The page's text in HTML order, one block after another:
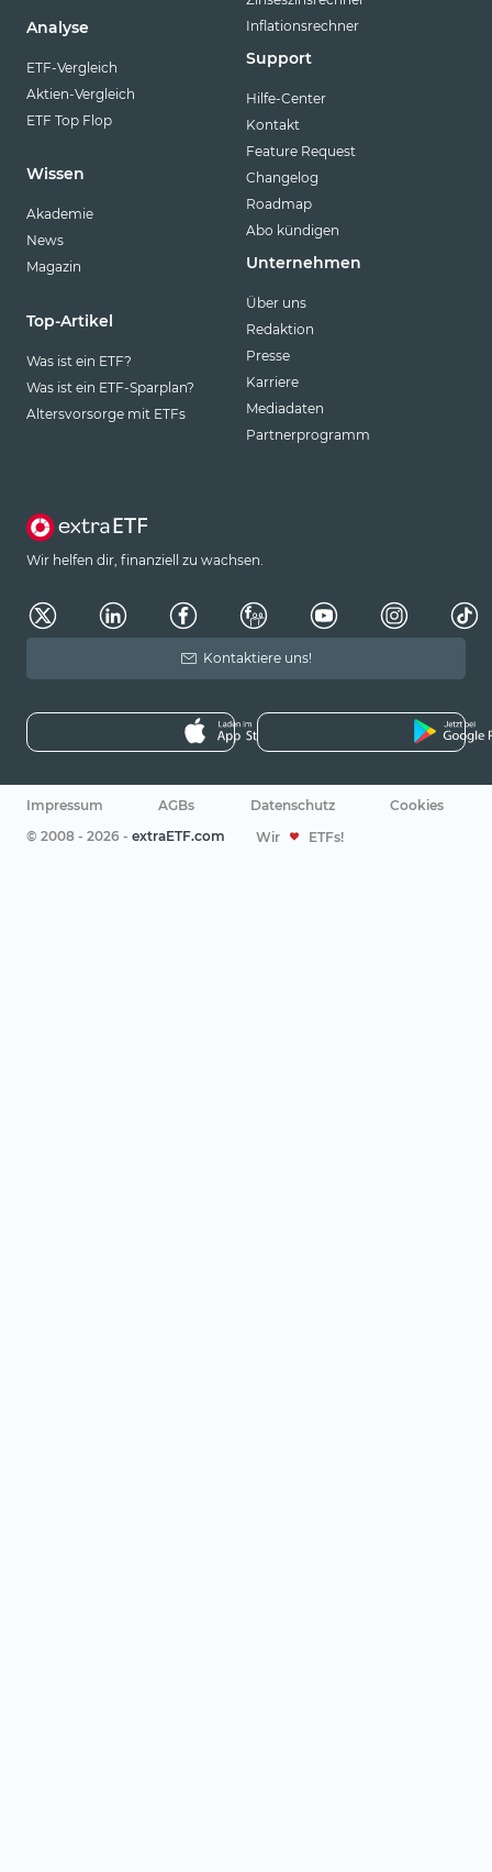
Analyse
ETF-Vergleich
Aktien-Vergleich
ETF Top Flop
Wissen
Akademie
News
Magazin
Top-Artikel
Was ist ein ETF?
Was ist ein ETF-Sparplan?
Altersvorsorge mit ETFs
Inflationsrechner
Support
Hilfe-Center
Kontakt
Feature Request
Changelog
Roadmap
Abo kündigen
Unternehmen
Über uns
Redaktion
Presse
Karriere
Mediadaten
Partnerprogramm
Wir helfen dir, finanziell zu wachsen.
Kontaktiere uns!
Impressum AGBs Datenschutz
Cookies
© 2008 - 2026 - extraETF.com Wir ETFs!